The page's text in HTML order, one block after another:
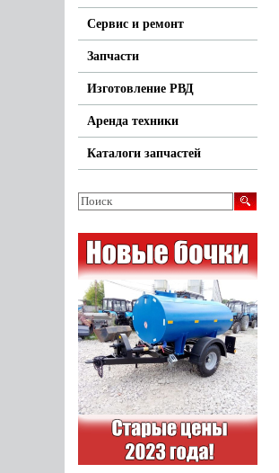
Сервис и ремонт
Запчасти
Изготовление РВД
Аренда техники
Каталоги запчастей